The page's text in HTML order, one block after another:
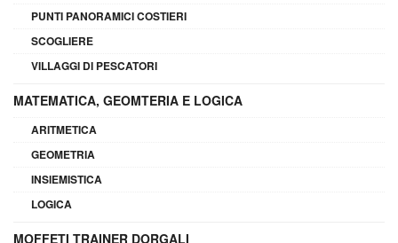
PUNTI PANORAMICI COSTIERI
SCOGLIERE
VILLAGGI DI PESCATORI
MATEMATICA, GEOMTERIA E LOGICA
ARITMETICA
GEOMETRIA
INSIEMISTICA
LOGICA
MOFFETI TRAINER DORGALI